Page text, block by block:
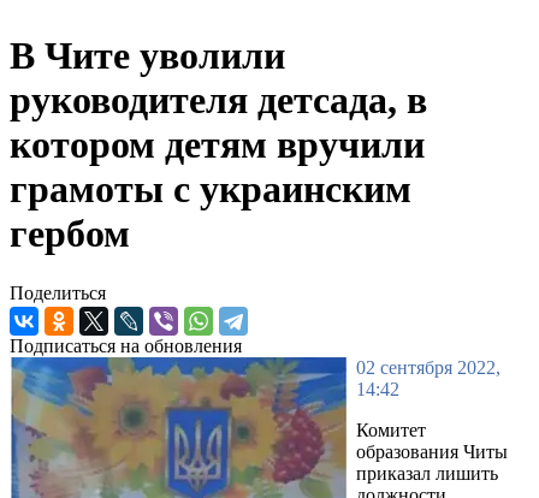
В Чите уволили
руководителя детсада, в
котором детям вручили
грамоты с украинским
гербом
Поделиться
Подписаться на обновления
02 сентября 2022,
14:42
Комитет
образования Читы
приказал лишить